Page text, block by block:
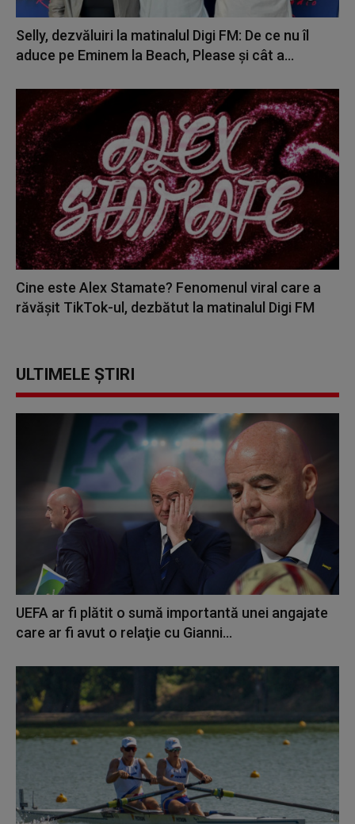
Selly, dezvăluiri la matinalul Digi FM: De ce nu îl
aduce pe Eminem la Beach, Please și cât a...
Cine este Alex Stamate? Fenomenul viral care a
răvășit TikTok-ul, dezbătut la matinalul Digi FM
ULTIMELE ȘTIRI
UEFA ar fi plătit o sumă importantă unei angajate
care ar fi avut o relaţie cu Gianni...